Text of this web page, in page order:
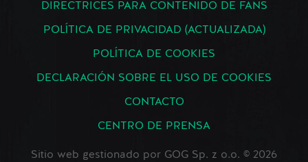
DIRECTRICES PARA CONTENIDO DE FANS
POLÍTICA DE PRIVACIDAD (ACTUALIZADA)
POLÍTICA DE COOKIES
DECLARACIÓN SOBRE EL USO DE COOKIES
CONTACTO
CENTRO DE PRENSA
Sitio web gestionado por GOG Sp. z o.o. © 2026